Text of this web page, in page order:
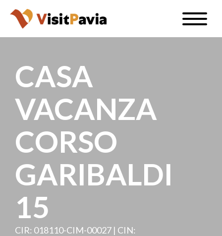
Salta
contenuto
Toggle
IT
#visitpavia
CASA
VACANZA
CORSO
GARIBALDI
15
CIR: 018110-CIM-00027 | CIN: